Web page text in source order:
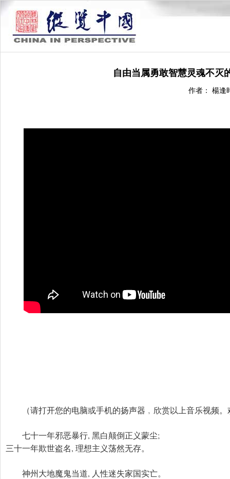
自由当属勇敢智慧灵魂不灭
作者： 楊逢
（请打开您的电脑或手机的扬声器﹐欣赏以上音乐视频
七十一年邪恶暴行, 黑白颠倒正义蒙尘;
三十一年欺世盗名, 理想主义荡然无存。
神州大地魔鬼当道, 人性迷失家国实亡。